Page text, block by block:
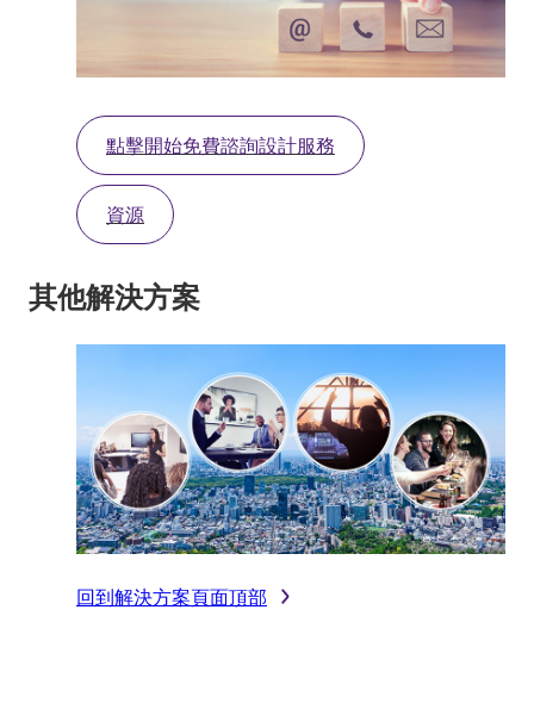
點擊開始免費諮詢設計服務
資源
其他解決方案
回到解決方案頁面頂部